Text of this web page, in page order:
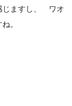
ますし、　ワオ
。